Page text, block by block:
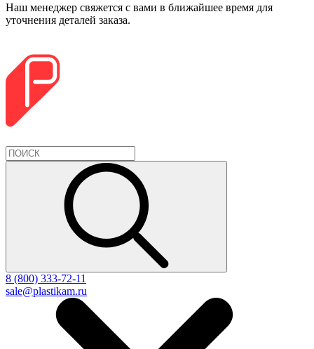
Наш менеджер свяжется с вами в ближайшее время для
уточнения деталей заказа.
8 (800) 333-72-11
sale@plastikam.ru